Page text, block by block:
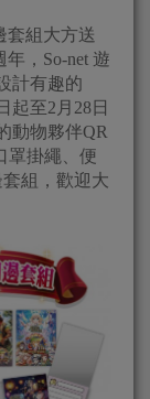
套組大方送
，So-net 遊
計有趣的
起至2月28日
動物夥伴QR
罩掛繩、便
組，歡迎大